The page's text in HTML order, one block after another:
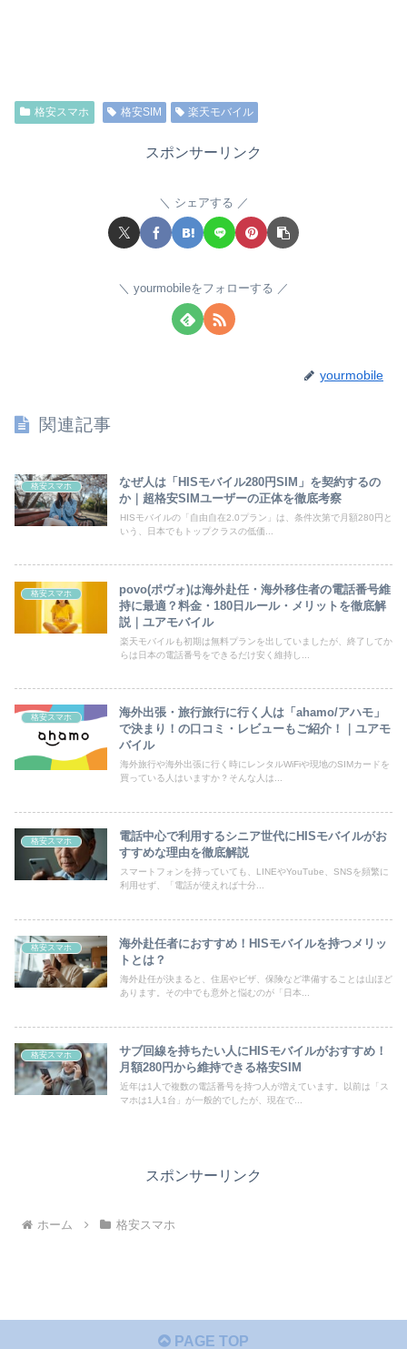
格安スマホ 格安SIM 楽天モバイル
スポンサーリンク
シェアする
yourmobileをフォローする
yourmobile
関連記事
格安スマホ
なぜ人は「HISモバイル280円SIM」を契約するの
か｜超格安SIMユーザーの正体を徹底考察
HISモバイルの「自由自在2.0プラン」は、条件次第で月額280円と
いう、日本でもトップクラスの低価...
格安スマホ
povo(ポヴォ)は海外赴任・海外移住者の電話番号維
持に最適？料金・180日ルール・メリットを徹底解
説｜ユアモバイル
楽天モバイルも初期は無料プランを出していましたが、終了してか
らは日本の電話番号をできるだけ安く維持し...
格安スマホ
海外出張・旅行旅行に行く人は「ahamo/アハモ」
で決まり！の口コミ・レビューもご紹介！｜ユアモ
バイル
海外旅行や海外出張に行く時にレンタルWiFiや現地のSIMカードを
買っている人はいますか？そんな人は...
格安スマホ
電話中心で利用するシニア世代にHISモバイルがお
すすめな理由を徹底解説
スマートフォンを持っていても、LINEやYouTube、SNSを頻繁に
利用せず、「電話が使えれば十分...
格安スマホ
海外赴任者におすすめ！HISモバイルを持つメリッ
トとは？
海外赴任が決まると、住居やビザ、保険など準備することは山ほど
あります。その中でも意外と悩むのが「日本...
格安スマホ
サブ回線を持ちたい人にHISモバイルがおすすめ！
月額280円から維持できる格安SIM
近年は1人で複数の電話番号を持つ人が増えています。以前は「ス
マホは1人1台」が一般的でしたが、現在で...
スポンサーリンク
ホーム 格安スマホ
PAGE TOP